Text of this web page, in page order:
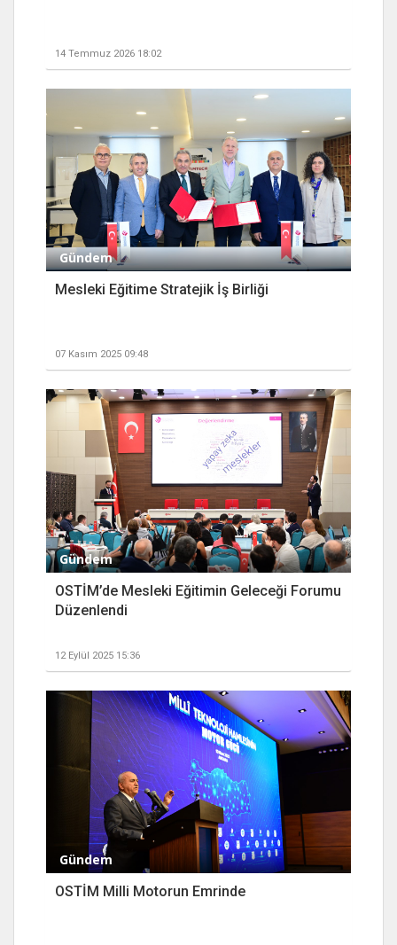
14 Temmuz 2026 18:02
Gündem
Mesleki Eğitime Stratejik İş Birliği
07 Kasım 2025 09:48
Gündem
OSTİM’de Mesleki Eğitimin Geleceği Forumu
Düzenlendi
12 Eylül 2025 15:36
Gündem
OSTİM Milli Motorun Emrinde